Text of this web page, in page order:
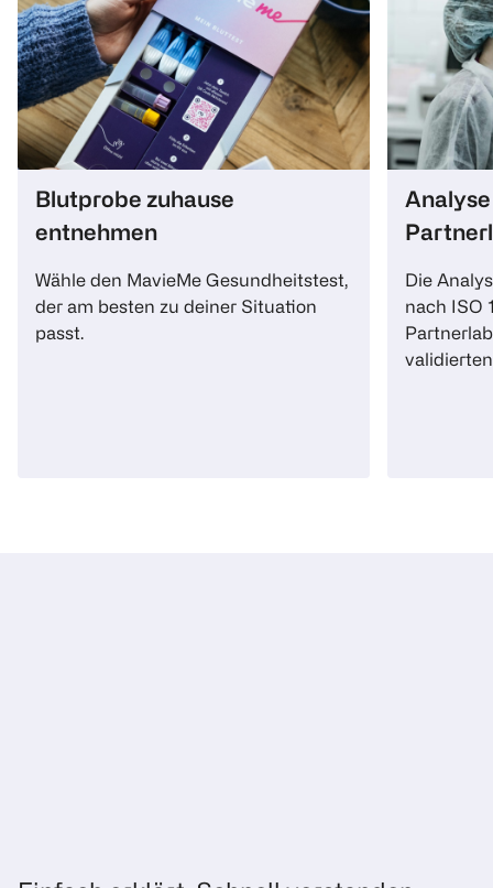
Blutprobe zuhause
entnehmen
Wähle den MavieMe Gesundheitstest,
der am besten zu deiner Situation
passt.
Die
nach ISO